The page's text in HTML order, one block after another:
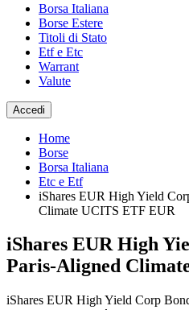
Borsa Italiana
Borse Estere
Titoli di Stato
Etf e Etc
Warrant
Valute
Accedi
Home
Borse
Borsa Italiana
Etc e Etf
iShares EUR High Yield
Climate UCITS ETF EUR
iShares EUR High
Paris-Aligned
iShares EUR High Yield Corp